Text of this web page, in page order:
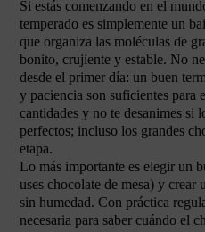
Si estás comenzando en el
temperado es simplemente un
que organiza las moléculas de
bonito, crujiente y estable. No
desde el primer día: un buen
y paciencia son suficientes para
cantidades y no te desanimes si
perfectos; incluso los grandes
etapa.
Lo más importante es elegir un
uses chocolate de mesa) y crear
sin humedad. Con práctica
necesaria para saber cuándo el